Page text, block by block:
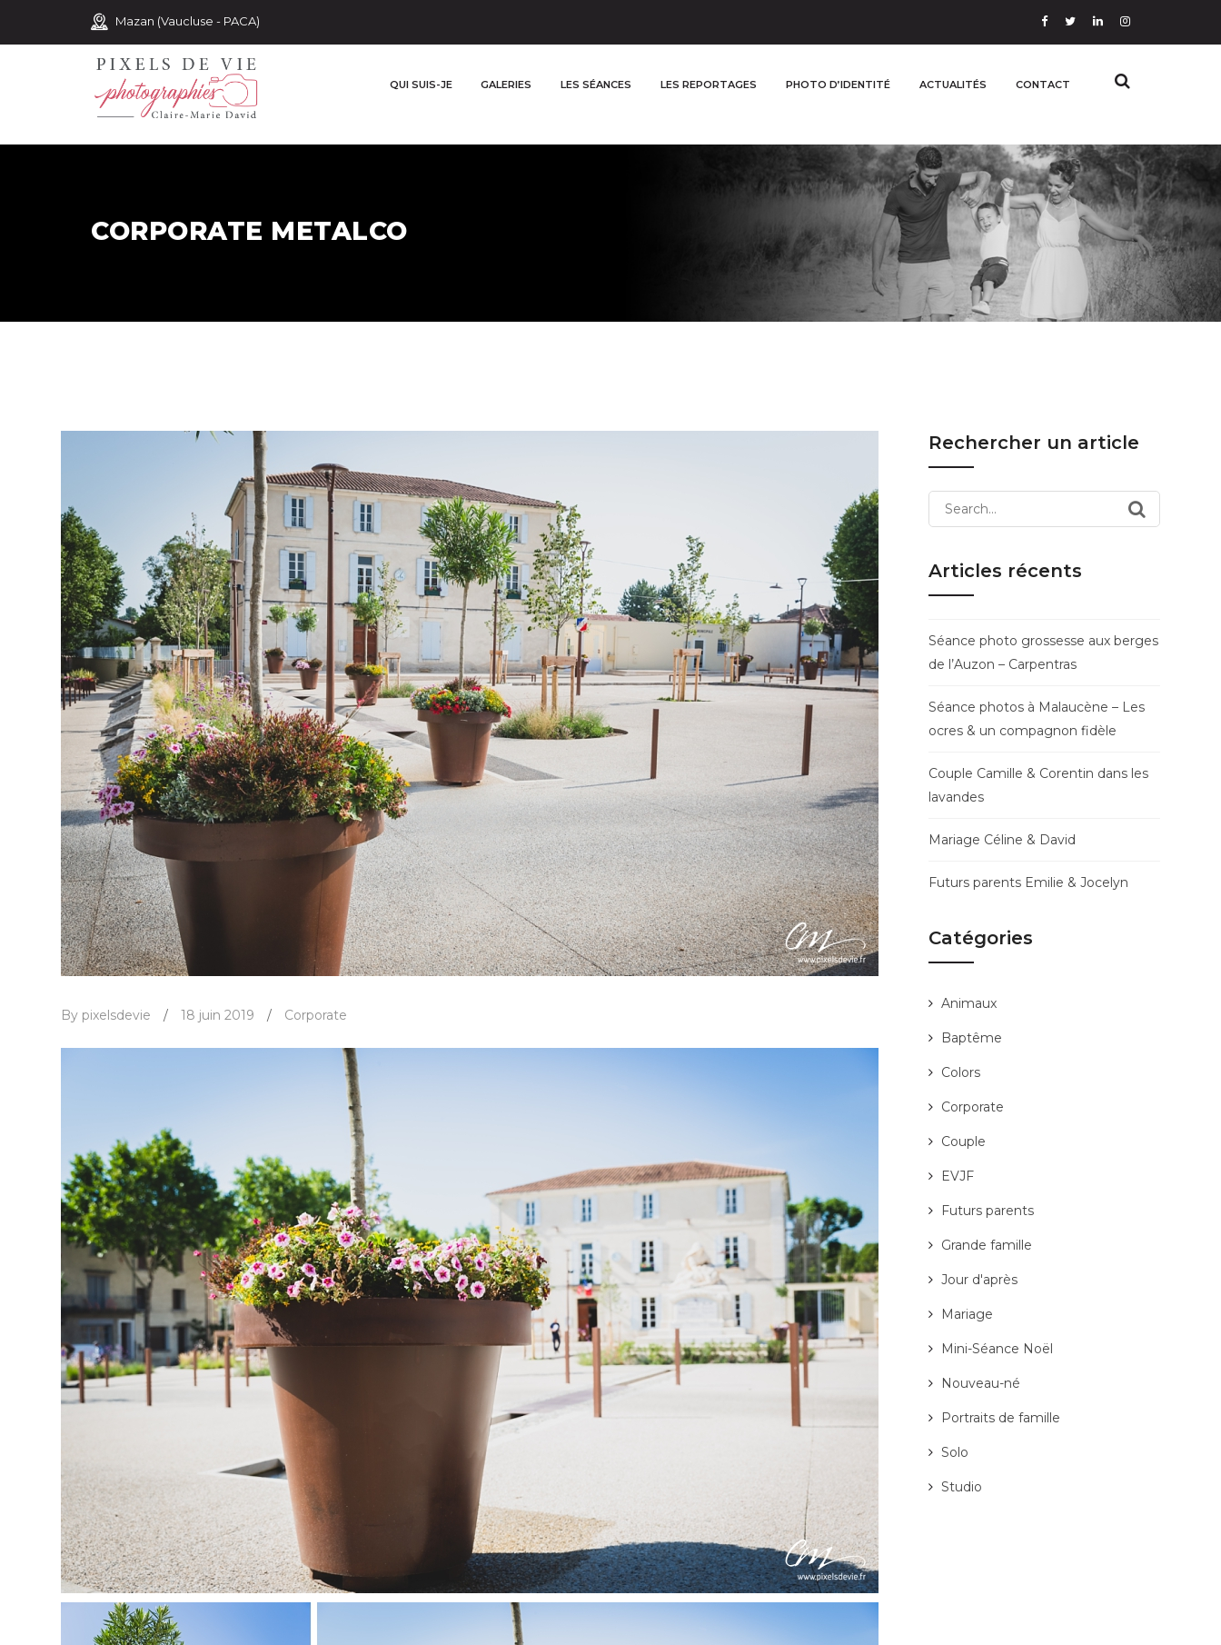
Mazan (Vaucluse - PACA)
QUI SUIS-JE GALERIES LES SÉANCES LES REPORTAGES PHOTO D’IDENTITÉ ACTUALITÉS CONTACT
CORPORATE METALCO
By pixelsdevie / 18 juin 2019 / Corporate
Rechercher un article
Search
for:
Articles récents
Séance photo grossesse aux berges
de l’Auzon – Carpentras
Séance photos à Malaucène – Les
ocres & un compagnon fidèle
Couple Camille & Corentin dans les
lavandes
Mariage Céline & David
Futurs parents Emilie & Jocelyn
Catégories
Animaux
Baptême
Colors
Corporate
Couple
EVJF
Futurs parents
Grande famille
Jour d'après
Mariage
Mini-Séance Noël
Nouveau-né
Portraits de famille
Solo
Studio